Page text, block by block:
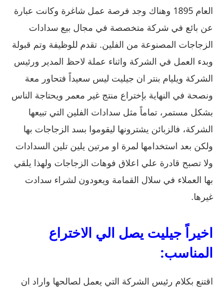
العام 1895 وهناك وجد فرصة عمل شاغرة وكانت عبارة
عن بائع في شركة متخصصة في مجال بيع سدادات
الزجاجات المصنوعة من الفلين. تقدم للوظيفة وتم قبولة
وبدء العمل في الشركة واثناء عملة لاحظ المدير ورئيس
الشركة ويليام بنتر ان جيليت ليس سعيداً فتحاور معة
ونصحة في النهاية بإختراع منتج غير معمر ويحتاجة الناس
بشكل مستمر، تماماً مثل سدادات الفلين التي تبيعها
الشركة، فالزبائن يشترونها ليقوموا بسد الزجاجات بها
ولكن بعد استخدامها لمرة او مرتين يلين تلين السدادات
ولا تصبح قادرة علي اعلاق فوهات الزجاجات ولهذا يلقي
بها العملاء في سلال القمامة ويعودون لشراء سدادت
غيرها.
اخيراً جيليت يصل الي الاختراع
المناسب:
اقتنع بكلام رئيس الشركة التي يعمل لصالحها واراد ان